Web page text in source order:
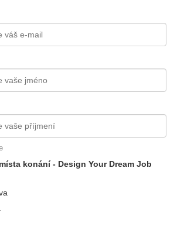
konání - Design Your Dream Job